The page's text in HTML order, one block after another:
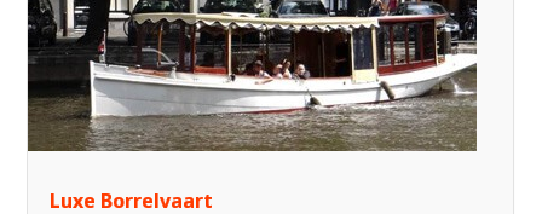
Luxe Borrelvaart